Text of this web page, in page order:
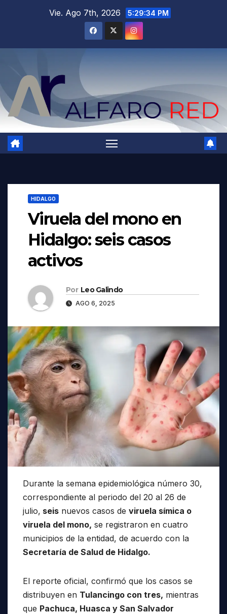
Vie. Ago 7th, 2026 5:29:35 PM
HIDALGO
Viruela del mono en
Hidalgo: seis casos
activos
Por Leo Galindo
AGO 6, 2025
Durante la semana epidemiológica número 30,
correspondiente al periodo del 20 al 26 de
julio, seis nuevos casos de viruela símica o
viruela del mono, se registraron en cuatro
municipios de la entidad, de acuerdo con la
Secretaría de Salud de Hidalgo.
El reporte oficial, confirmó que los casos se
distribuyen en Tulancingo con tres, mientras
que Pachuca, Huasca y San Salvador